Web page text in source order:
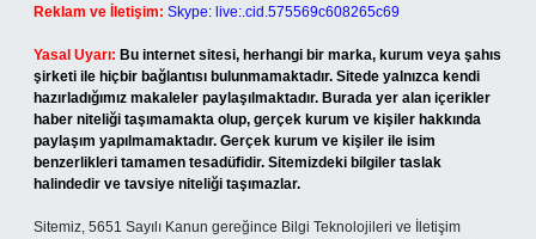
Reklam ve İletişim: Skype: live:.cid.575569c608265c69
Yasal Uyarı: Bu internet sitesi, herhangi bir marka, kurum veya şahıs
şirketi ile hiçbir bağlantısı bulunmamaktadır. Sitede yalnızca kendi
hazırladığımız makaleler paylaşılmaktadır. Burada yer alan içerikler
haber niteliği taşımamakta olup, gerçek kurum ve kişiler hakkında
paylaşım yapılmamaktadır. Gerçek kurum ve kişiler ile isim
benzerlikleri tamamen tesadüfidir. Sitemizdeki bilgiler taslak
halindedir ve tavsiye niteliği taşımazlar.
Sitemiz, 5651 Sayılı Kanun gereğince Bilgi Teknolojileri ve İletişim